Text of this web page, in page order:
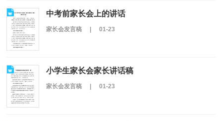
中考前家长会上的讲话
家长会发言稿 01-23
小学生家长会家长讲话稿
家长会发言稿 01-23